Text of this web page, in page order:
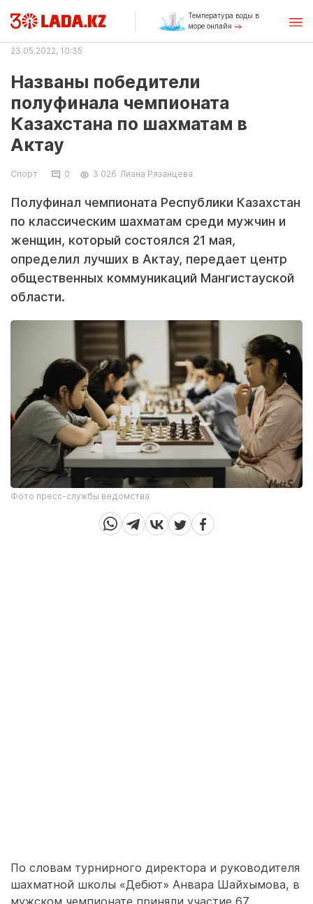
Температура воды в
море онлайн
23.05.2022, 10:35
Названы победители
полуфинала чемпионата
Казахстана по шахматам в
Актау
Спорт 0 3 026 Лиана Рязанцева
Полуфинал чемпионата Республики Казахстан
по классическим шахматам среди мужчин и
женщин, который состоялся 21 мая,
определил лучших в Актау, передает центр
общественных коммуникаций Мангистауской
области.
Фото пресс-службы ведомства
По словам турнирного директора и руководителя
шахматной школы «Дебют» Анвара Шайхымова, в
мужском чемпионате приняли участие 67